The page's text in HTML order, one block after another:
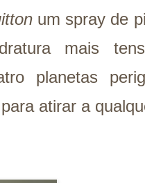
um spray de
mais
planetas
atirar a